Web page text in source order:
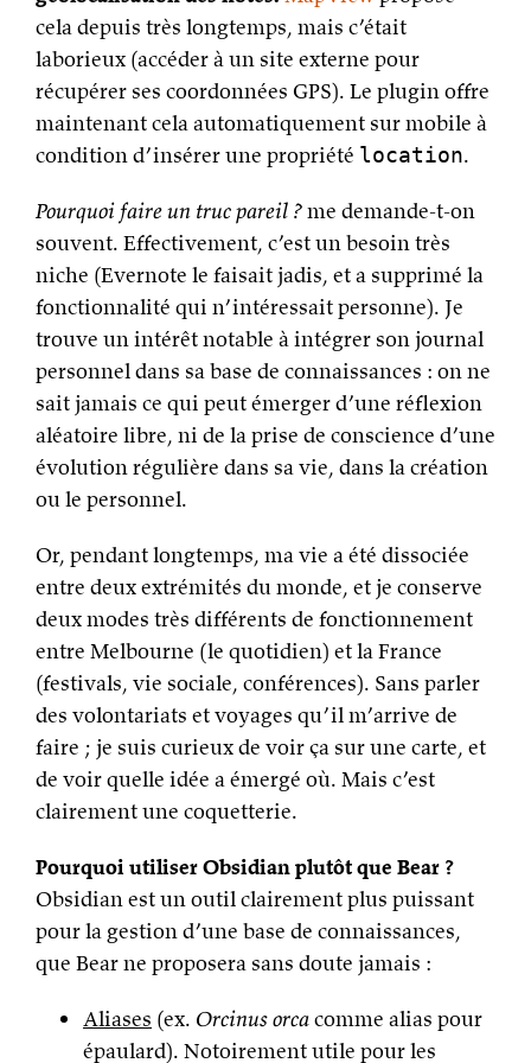
cela depuis très longtemps, mais c’était
laborieux (accéder à un site externe pour
récupérer ses coordonnées GPS). Le plugin offre
maintenant cela automatiquement sur mobile à
condition d’insérer une propriété location.
Pourquoi faire un truc pareil ?me demande-t-on
souvent. Effectivement, c’est un besoin très
niche (Evernote le faisait jadis, et a supprimé la
fonctionnalité qui n’intéressait personne). Je
trouve un intérêt notable à intégrer son journal
personnel dans sa base de connaissances : on ne
sait jamais ce qui peut émerger d’une réflexion
aléatoire libre, ni de la prise de conscience d’une
évolution régulière dans sa vie, dans la création
ou le personnel.
Or, pendant longtemps, ma vie a été dissociée
entre deux extrémités du monde, et je conserve
deux modes très différents de fonctionnement
entre Melbourne (le quotidien) et la France
(festivals, vie sociale, conférences). Sans parler
des volontariats et voyages qu’il m’arrive de
faire ; je suis curieux de voir ça sur une carte, et
de voir quelle idée a émergé où. Mais c’est
clairement une coquetterie.
Pourquoi utiliser Obsidian plutôt que Bear ?
Obsidian est un outil clairement plus puissant
pour la gestion d’une base de connaissances,
que Bear ne proposera sans doute jamais :
Aliases (ex. Orcinus orcacomme alias pour
épaulard). Notoirement utile pour les